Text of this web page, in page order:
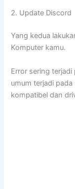
2. Update Discord
Yang kedua
Komputer kamu.
Error sering
umum terjadi
kompatibel dan